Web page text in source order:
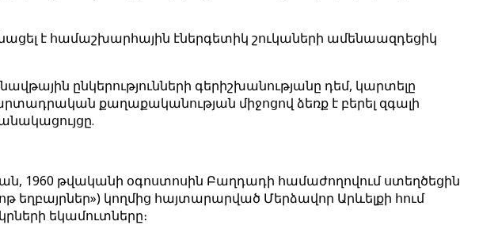
է համաշխարհային էներգետիկ շուկաների ամենաազդեցիկ
ընկերությունների գերիշխանությանը դեմ, կարտելը
քաղաքականության միջոցով ձեռք է բերել զգալի
1960 թվականի օգոստոսին Բաղդադի համաժողովում ստեղծեցին
եղբայրներ») կողմից հայտարարված Մերձավոր Արևելքի հում
եկամուտները։